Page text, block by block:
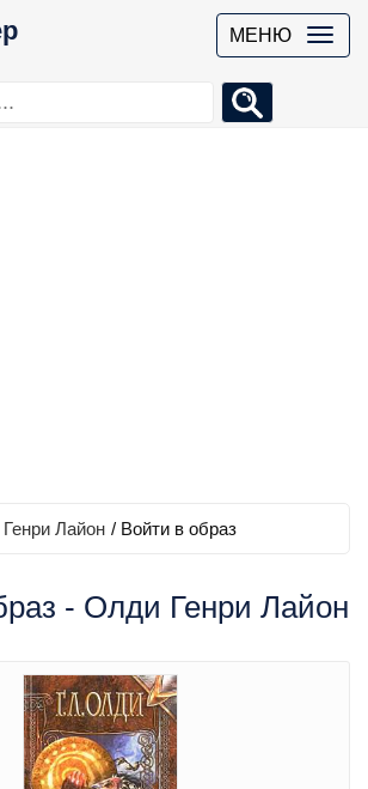
МЕНЮ
Лайон / Войти в образ
- Олди Генри Лайон